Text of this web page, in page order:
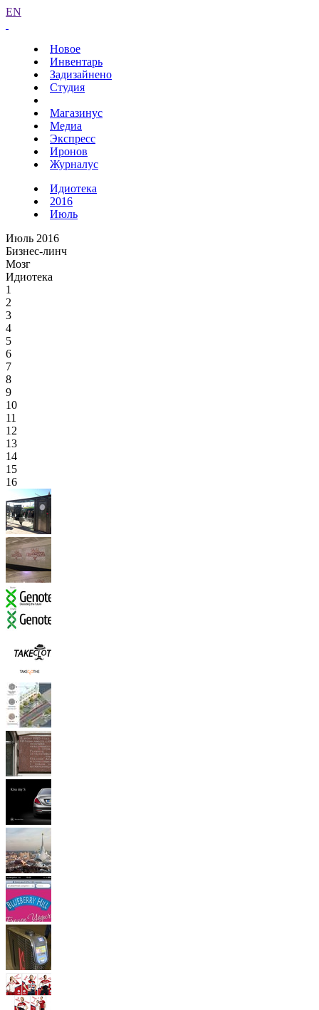
EN
Новое
Инвентарь
Задизайнено
Студия
Магазинус
Медиа
Экспресс
Иронов
Журналус
Идиотека
2016
Июль
Июль 2016
Бизнес-линч
Мозг
Идиотека
1
2
3
4
5
6
7
8
9
10
11
12
13
14
15
16